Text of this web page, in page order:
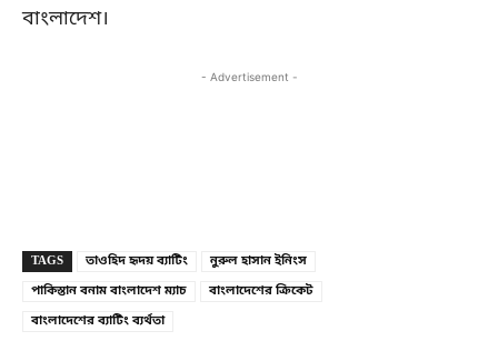
বাংলাদেশ।
- Advertisement -
TAGS তাওহিদ হৃদয় ব্যাটিং
নুরুল হাসান ইনিংস
পাকিস্তান বনাম বাংলাদেশ ম্যাচ
বাংলাদেশের ক্রিকেট
বাংলাদেশের ব্যাটিং ব্যর্থতা